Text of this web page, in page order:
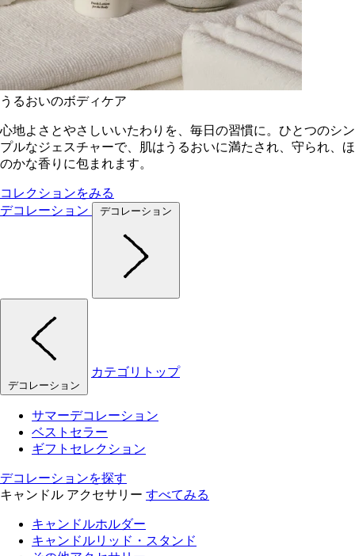
うるおいのボディケア
心地よさとやさしいいたわりを、毎日の習慣に。ひとつのシン
プルなジェスチャーで、肌はうるおいに満たされ、守られ、ほ
のかな香りに包まれます。
コレクションをみる
デコレーション
デコレーション
デコレーション
カテゴリトップ
サマーデコレーション
ベストセラー
ギフトセレクション
デコレーションを探す
キャンドル アクセサリー すべてみる
キャンドルホルダー
キャンドルリッド・スタンド